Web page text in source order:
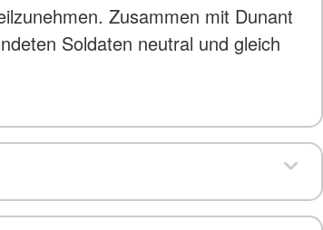
Zusammen mit Dunant
Soldaten neutral und gleich